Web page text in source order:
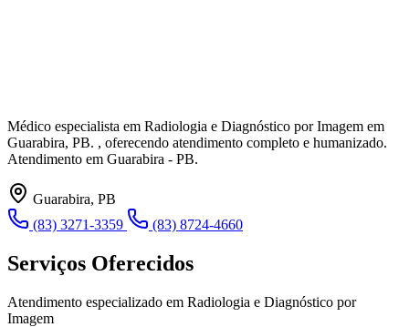
Médico especialista em Radiologia e Diagnóstico por Imagem em
Guarabira, PB. , oferecendo atendimento completo e humanizado.
Atendimento em Guarabira - PB.
Guarabira, PB
(83) 3271-3359
(83) 8724-4660
Serviços Oferecidos
Atendimento especializado em Radiologia e Diagnóstico por
Imagem